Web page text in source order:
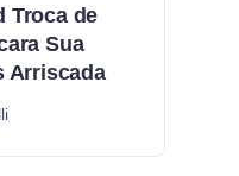
Troca de
Sua
Arriscada